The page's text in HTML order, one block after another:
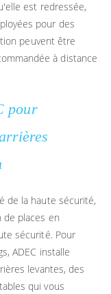
est redressée,
pour des
peuvent être
à distance
pour
de la haute sécurité,
de places en
sécurité. Pour
ADEC installe
levantes, des
qui vous